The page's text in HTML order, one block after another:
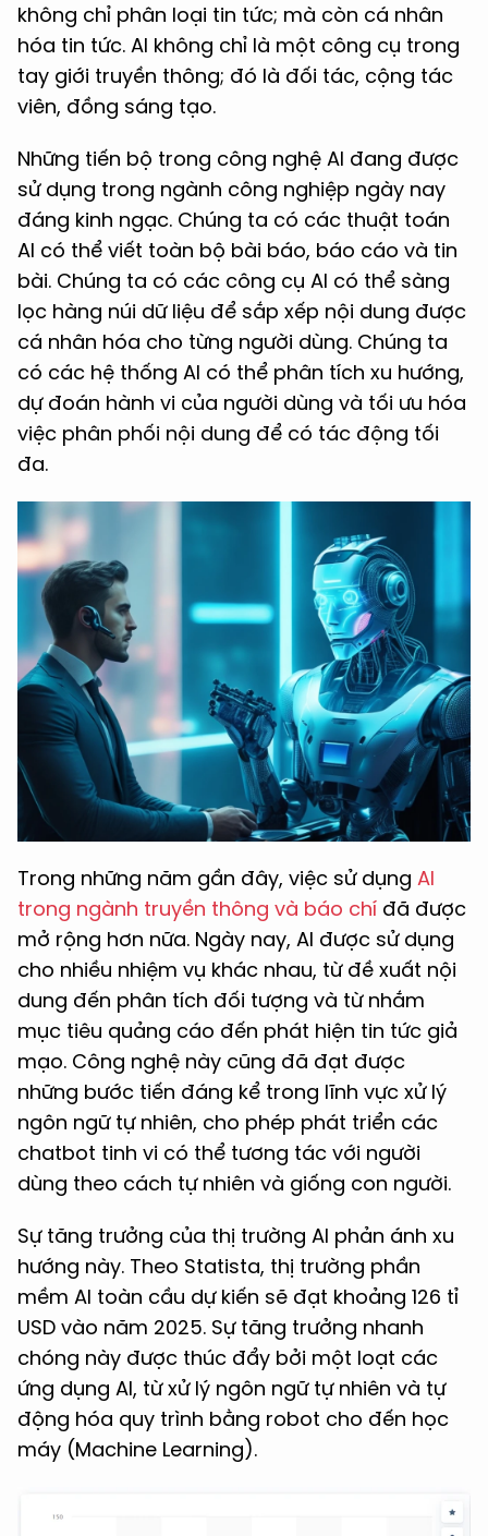
không chỉ phân loại tin tức; mà còn cá nhân
hóa tin tức. AI không chỉ là một công cụ trong
tay giới truyền thông; đó là đối tác, cộng tác
viên, đồng sáng tạo.
Những tiến bộ trong công nghệ AI đang được
sử dụng trong ngành công nghiệp ngày nay
đáng kinh ngạc. Chúng ta có các thuật toán
AI có thể viết toàn bộ bài báo, báo cáo và tin
bài. Chúng ta có các công cụ AI có thể sàng
lọc hàng núi dữ liệu để sắp xếp nội dung được
cá nhân hóa cho từng người dùng. Chúng ta
có các hệ thống AI có thể phân tích xu hướng,
dự đoán hành vi của người dùng và tối ưu hóa
việc phân phối nội dung để có tác động tối
đa.
Trong những năm gần đây, việc sử dụng AI
trong ngành truyền thông và báo chí đã được
mở rộng hơn nữa. Ngày nay, AI được sử dụng
cho nhiều nhiệm vụ khác nhau, từ đề xuất nội
dung đến phân tích đối tượng và từ nhắm
mục tiêu quảng cáo đến phát hiện tin tức giả
mạo. Công nghệ này cũng đã đạt được
những bước tiến đáng kể trong lĩnh vực xử lý
ngôn ngữ tự nhiên, cho phép phát triển các
chatbot tinh vi có thể tương tác với người
dùng theo cách tự nhiên và giống con người.
Sự tăng trưởng của thị trường AI phản ánh xu
hướng này. Theo Statista, thị trường phần
mềm AI toàn cầu dự kiến sẽ đạt khoảng 126 tỉ
USD vào năm 2025. Sự tăng trưởng nhanh
chóng này được thúc đẩy bởi một loạt các
ứng dụng AI, từ xử lý ngôn ngữ tự nhiên và tự
động hóa quy trình bằng robot cho đến học
máy (Machine Learning).